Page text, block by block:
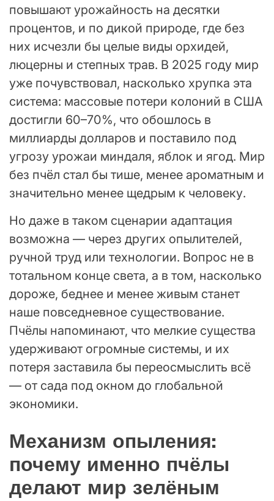
повышают урожайность на десятки
процентов, и по дикой природе, где без
них исчезли бы целые виды орхидей,
люцерны и степных трав. В 2025 году мир
уже почувствовал, насколько хрупка эта
система: массовые потери колоний в США
достигли 60–70%, что обошлось в
миллиарды долларов и поставило под
угрозу урожаи миндаля, яблок и ягод. Мир
без пчёл стал бы тише, менее ароматным и
значительно менее щедрым к человеку.
Но даже в таком сценарии адаптация
возможна — через других опылителей,
ручной труд или технологии. Вопрос не в
тотальном конце света, а в том, насколько
дороже, беднее и менее живым станет
наше повседневное существование.
Пчёлы напоминают, что мелкие существа
удерживают огромные системы, и их
потеря заставила бы переосмыслить всё
— от сада под окном до глобальной
экономики.
Механизм опыления:
почему именно пчёлы
делают мир зелёным